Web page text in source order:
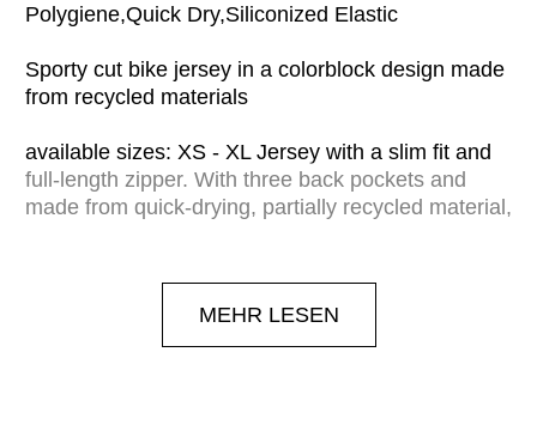
Polygiene,Quick Dry,Siliconized Elastic
Sporty cut bike jersey in a colorblock design made
from recycled materials
available sizes: XS - XL Jersey with a slim fit and
full-length zipper. With three back pockets and
made from quick-drying, partially recycled material,
theme give it a unique look. Equipped with
Polygiene StayFreshT technology, it inhibits the
growth of odor-causing bacteria in the jersey. This
MEHR LESEN